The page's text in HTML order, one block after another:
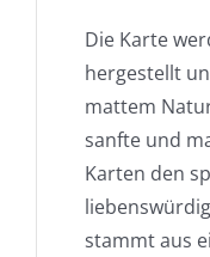
Die Karte
hergestellt
mattem
sanfte und
Karten den
stammt aus